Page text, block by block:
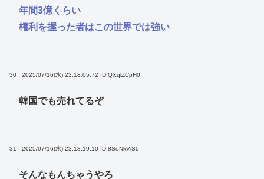
年間3億くらい
権利を握った者はこの世界では強い
30 : 2025/07/16(水) 23:18:05.72 ID:QXqlZCpH0
韓国でも売れてるぞ
31 : 2025/07/16(水) 23:18:19.10 ID:8SeNkViS0
そんなもんちゃうやろ